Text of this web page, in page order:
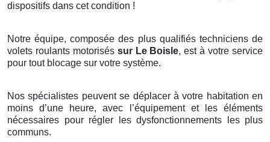
dispositifs dans cet condition !
Notre équipe, composée des plus qualifiés techniciens de
volets roulants motorisés sur Le Boisle, est à votre service
pour tout blocage sur votre système.
Nos spécialistes peuvent se déplacer à votre habitation en
moins d’une heure, avec l’équipement et les éléments
nécessaires pour régler les dysfonctionnements les plus
communs.